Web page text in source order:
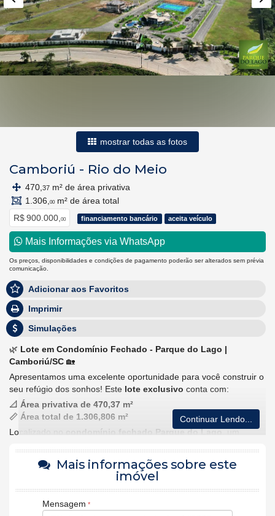
mostrar todas as fotos
Camboriú - Rio do Meio
470, 37 m² de área privativa
1.306, 00 m² de área total
R$ 900.000, 00 financiamento bancário aceita veículo
Mais Informações via WhatsApp
Os preços, disponibilidades e condições de pagamento poderão ser alterados sem prévia
comunicação.
Adicionar aos Favoritos
Imprimir
Simulações
🌿 Lote em Condomínio Fechado - Parque do Lago |
Camboriú/SC 🏡
Apresentamos uma excelente oportunidade para você construir o
seu refúgio dos sonhos! Este lote exclusivo conta com:
📐 Área privativa de 470,37 m²
📏 Área total de 1.306,806 m²
Localizado no
condomínio fechado Parque do Lago, um
✅ Quadra de tênis
✅ Salão de festas
Continuar Lendo...
Mais informações sobre este
imóvel
Mensagem